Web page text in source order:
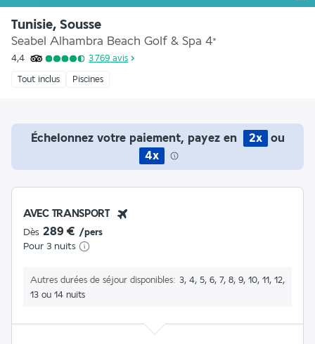
Tunisie, Sousse
Seabel Alhambra Beach Golf & Spa 4*
4,4 3 769 avis
Tout inclus Piscines
Échelonnez votre paiement, payez en 2x
ou
4x
AVEC TRANSPORT
Dès 289 € /pers
Pour 3 nuits
Autres durées de séjour disponibles
3, 4, 5, 6, 7, 8, 9, 10, 11, 12,
13 ou 14 nuits